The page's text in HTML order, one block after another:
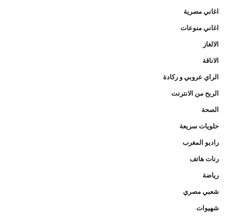
اغاني مصرية
اغاني منوعات
الالغاز
الاناقة
الراي عروبي و ركادة
الربح من الانترنت
الصحة
حلويات سريعة
راديو المغرب
رنات هاتف
رياضة
شعبي مصري
شهيوات